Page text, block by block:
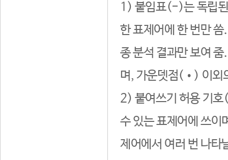
1) 붙임표(-)는 독립된
한 표제어에 한 번만
종 분석 결과만 보여
며, 가운뎃점(•) 이외
2) 붙여쓰기 허용 기호
수 있는 표제어에 쓰이
제어에서 여러 번 나타